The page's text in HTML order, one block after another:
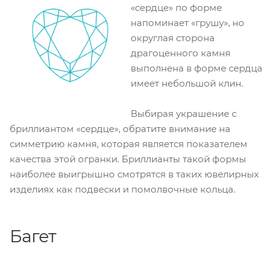
«сердце» по форме
напоминает «грушу», но
округлая сторона
драгоценного камня
выполнена в форме сердца
имеет небольшой клин.
Выбирая украшение с
бриллиантом «сердце», обратите внимание на
симметрию камня, которая является показателем
качества этой огранки. Бриллианты такой формы
наиболее выигрышно смотрятся в таких ювелирных
изделиях как подвески и помолвочные кольца.
Багет